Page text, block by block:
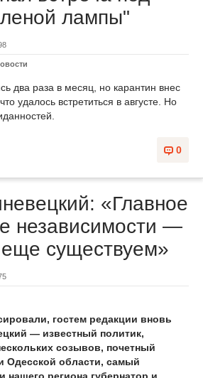
лампы"
два раза в месяц, но карантин внес
удалось встретиться в августе. Но
0
«Главное
независимости —
существуем»
гостем редакции вновь
— известный политик,
созывов, почетный
Одесской области, самый